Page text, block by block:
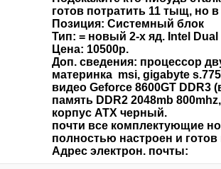
готов потратить 11 тыщ, но
Позиция: Системный блок
Тип: = новый 2-х яд. Intel Dual
Цена: 10500р.
Доп. сведения: процессор
материнка msi, gigabyte s.775
видео Geforce 8600GT DDR3
память DDR2 2048mb
корпус ATX черный.
почти все комплектующие
полностью настроен и готов
Адрес электрон. почты: